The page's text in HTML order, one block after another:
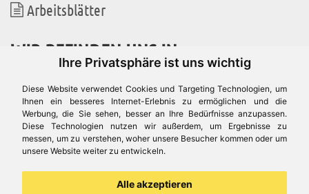
Ihre Privatsphäre ist uns wichtig
Diese Website verwendet Cookies und Targeting Technologien, um
Ihnen ein besseres Internet-Erlebnis zu ermöglichen und die
Werbung, die Sie sehen, besser an Ihre Bedürfnisse anzupassen.
Diese Technologien nutzen wir außerdem, um Ergebnisse zu
messen, um zu verstehen, woher unsere Besucher kommen oder um
unsere Website weiter zu entwickeln.
Alle akzeptieren
Arbeitsblätter
WIR BEFINDEN UNS IN
Es gibt uns auch in